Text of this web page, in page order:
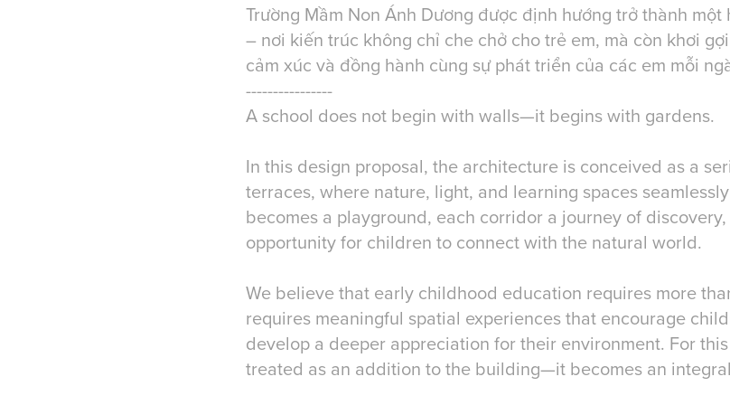
Trường Mầm Non Ánh Dương được định hướng trở thành
– nơi kiến trúc không chỉ che chở cho trẻ em, mà còn khơi
cảm xúc và đồng hành cùng sự phát triển của các em mỗi
----------------
A school does not begin with walls—it begins with gardens.
In this design proposal, the architecture is conceived as a
terraces, where nature, light, and learning spaces
becomes a playground, each corridor a journey of
opportunity for children to connect with the natural world.
We believe that early childhood education requires more
requires meaningful spatial experiences that encourage
develop a deeper appreciation for their environment. For
treated as an addition to the building—it becomes an